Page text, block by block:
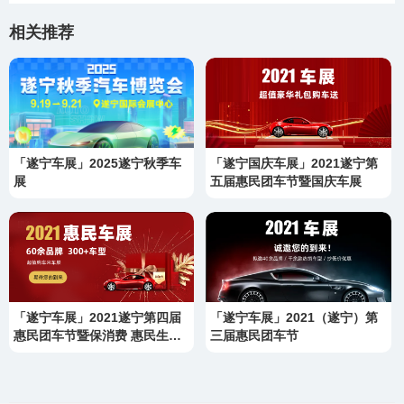
相关推荐
「遂宁车展」2025遂宁秋季车
展
「遂宁国庆车展」2021遂宁第
五届惠民团车节暨国庆车展
「遂宁车展」2021遂宁第四届
惠民团车节暨保消费 惠民生—
「遂宁车展」2021（遂宁）第
三届惠民团车节